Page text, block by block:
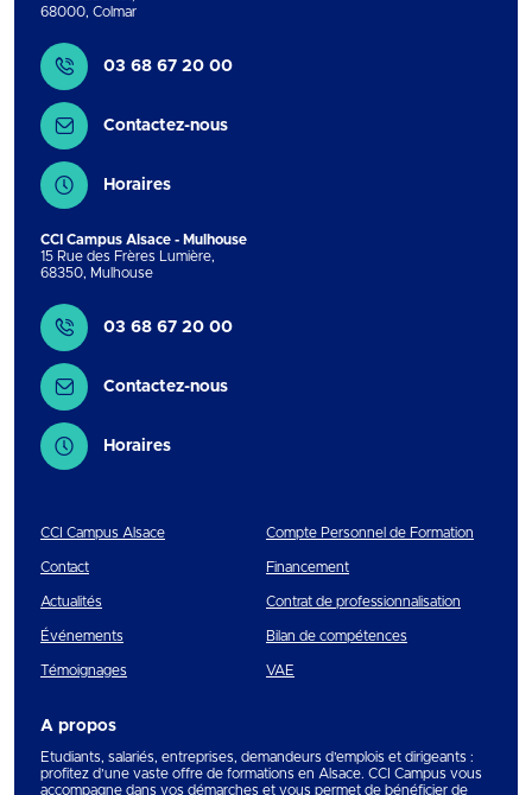
68000, Colmar
Contact
03 68 67 20 00
Contactez-nous
Horaires
CCI Campus Alsace - Mulhouse
15 Rue des Frères Lumière,
68350, Mulhouse
Contact
03 68 67 20 00
Contactez-nous
Horaires
CCI Campus Alsace
Contact
Actualités
Événements
Témoignages
Compte Personnel de Formation
Financement
Contrat de professionnalisation
Bilan de compétences
VAE
A propos
Etudiants, salariés, entreprises, demandeurs d’emplois et dirigeants :
profitez d’une vaste offre de formations en Alsace. CCI Campus vous
accompagne dans vos démarches et vous permet de bénéficier de